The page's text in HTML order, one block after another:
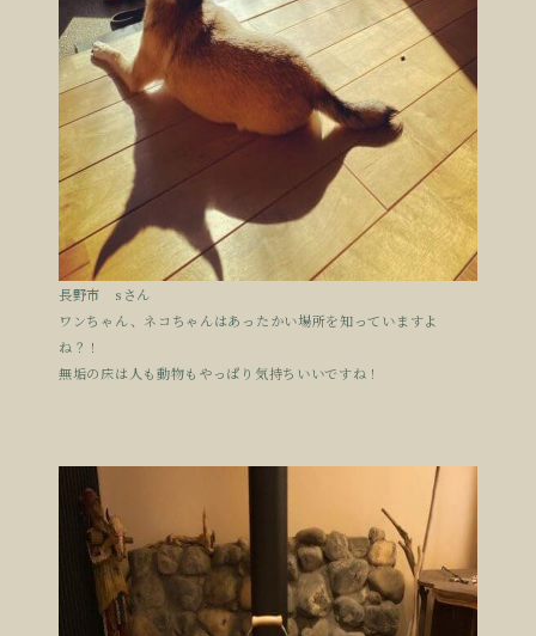
長野市 sさん
ワンちゃん、ネコちゃんはあったかい場所を知っていますよ
ね？！
無垢の床は人も動物もやっぱり気持ちいいですね！